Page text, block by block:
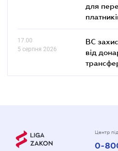
для
17.00
5 серпня 2026
ВС
від
Центр
0-